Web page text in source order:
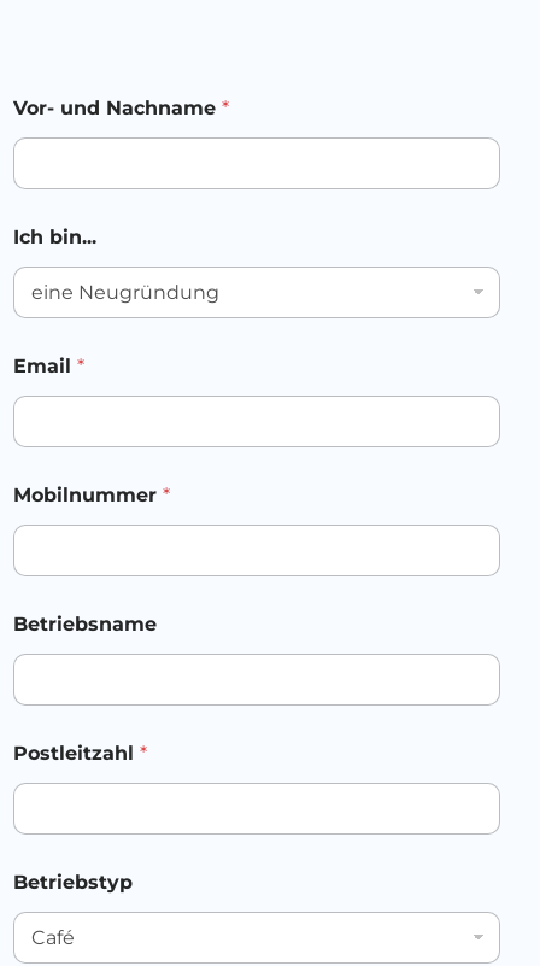
Vor- und Nachname *
e
i
e
D
a
t
n
c
u
t
r
k
ä
u
g
Ich bin...
Email *
Mobilnummer *
Betriebsname
Postleitzahl *
Betriebstyp